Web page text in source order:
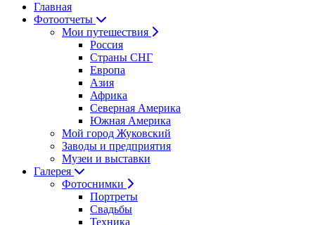
Главная
Фотоотчеты
Мои путешествия
Россия
Страны СНГ
Европа
Азия
Африка
Северная Америка
Южная Америка
Мой город Жуковский
Заводы и предприятия
Музеи и выставки
Галерея
Фотоснимки
Портреты
Свадьбы
Техника